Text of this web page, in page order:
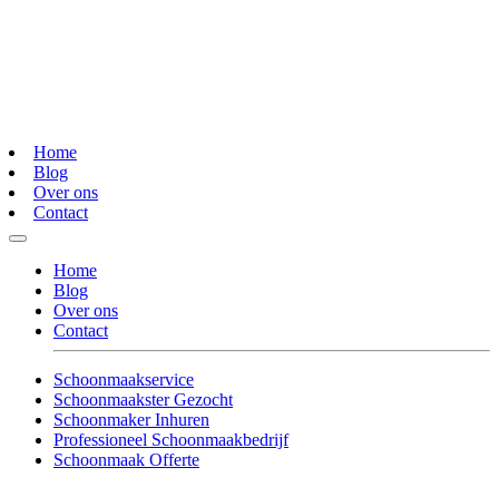
Home
Blog
Over ons
Contact
Home
Blog
Over ons
Contact
Schoonmaakservice
Schoonmaakster Gezocht
Schoonmaker Inhuren
Professioneel Schoonmaakbedrijf
Schoonmaak Offerte